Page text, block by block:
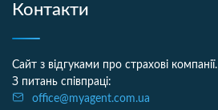
Контакти
Сайт з відгуками про страхові компанії.
З питань співпраці:
office@myagent.com.ua